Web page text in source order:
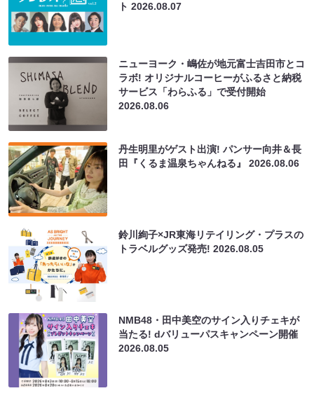
ト2026.08.07
ニューヨーク・嶋佐が地元富士吉田市とコ
ラボ! オリジナルコーヒーがふるさと納税
サービス「わらふる」で受付開始
2026.08.06
丹生明里がゲスト出演! パンサー向井＆長
田『くるま温泉ちゃんねる』2026.08.06
鈴川絢子×JR東海リテイリング・プラスの
トラベルグッズ発売!2026.08.05
NMB48・田中美空のサイン入りチェキが
当たる! dバリューパスキャンペーン開催
2026.08.05